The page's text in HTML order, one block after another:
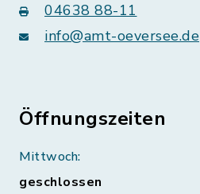
04638 88-11
info@amt-oeversee.de
Öffnungszeiten
Mittwoch:
geschlossen